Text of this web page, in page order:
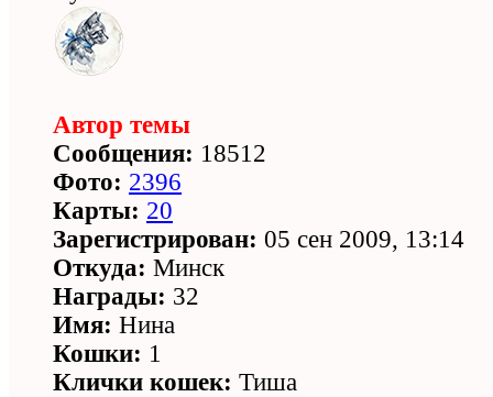
Автор темы
Сообщения: 18512
Фото: 2396
Карты: 20
Зарегистрирован: 05 сен 2009, 13:14
Откуда: Минск
Награды: 32
Имя: Нина
Кошки: 1
Клички кошек: Тиша